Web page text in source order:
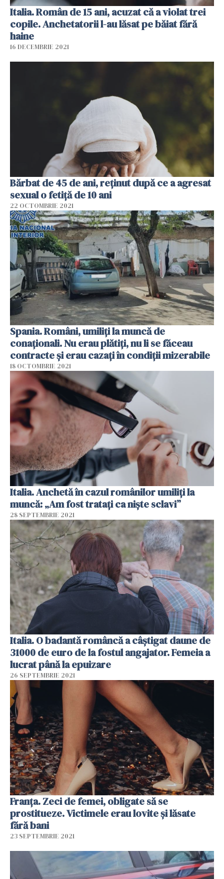
Italia. Român de 15 ani, acuzat că a violat trei
copile. Anchetatorii l-au lăsat pe băiat fără
haine
16 DECEMBRIE 2021
Bărbat de 45 de ani, reţinut după ce a agresat
sexual o fetiță de 10 ani
22 OCTOMBRIE 2021
Spania. Români, umiliți la muncă de
conaționali. Nu erau plătiți, nu li se făceau
contracte și erau cazați în condiții mizerabile
18 OCTOMBRIE 2021
Italia. Anchetă în cazul românilor umiliți la
muncă: „Am fost tratați ca niște sclavi”
28 SEPTEMBRIE 2021
Italia. O badantă româncă a câștigat daune de
31000 de euro de la fostul angajator. Femeia a
lucrat până la epuizare
26 SEPTEMBRIE 2021
Franța. Zeci de femei, obligate să se
prostitueze. Victimele erau lovite și lăsate
fără bani
23 SEPTEMBRIE 2021